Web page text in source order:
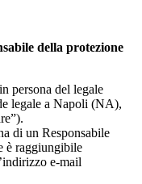
della protezione
persona del legale
legale a Napoli (NA),
di un Responsabile
è raggiungibile
e-mail